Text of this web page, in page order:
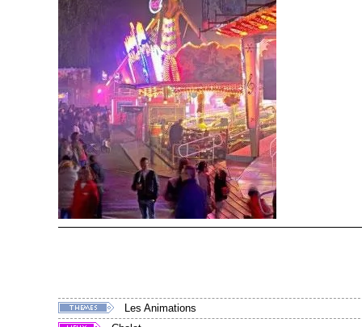
Les Animations